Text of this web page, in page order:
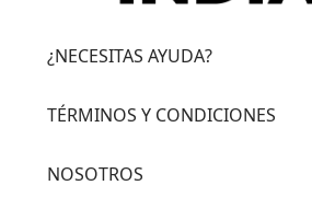
¿NECESITAS AYUDA?
TÉRMINOS Y CONDICIONES
NOSOTROS